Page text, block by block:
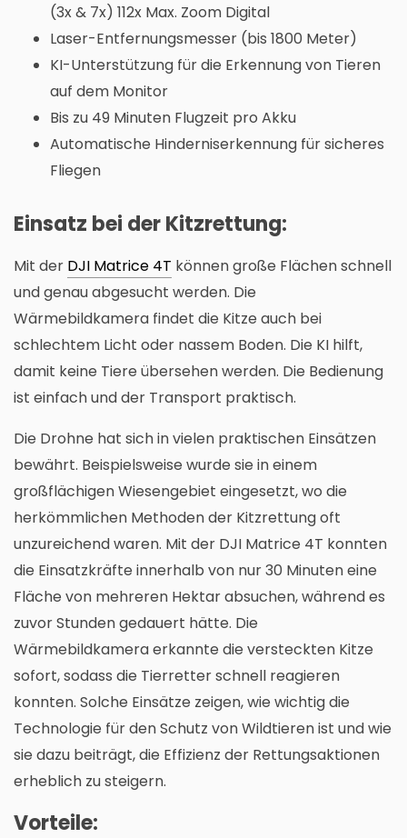
(3x & 7x) 112x Max. Zoom Digital
Laser-Entfernungsmesser (bis 1800 Meter)
KI-Unterstützung für die Erkennung von Tieren
auf dem Monitor
Bis zu 49 Minuten Flugzeit pro Akku
Automatische Hinderniserkennung für sicheres
Fliegen
Einsatz bei der Kitzrettung:
Mit der DJI Matrice 4T können große Flächen schnell
und genau abgesucht werden. Die
Wärmebildkamera findet die Kitze auch bei
schlechtem Licht oder nassem Boden. Die KI hilft,
damit keine Tiere übersehen werden. Die Bedienung
ist einfach und der Transport praktisch.
Die Drohne hat sich in vielen praktischen Einsätzen
bewährt. Beispielsweise wurde sie in einem
großflächigen Wiesengebiet eingesetzt, wo die
herkömmlichen Methoden der Kitzrettung oft
unzureichend waren. Mit der DJI Matrice 4T konnten
die Einsatzkräfte innerhalb von nur 30 Minuten eine
Fläche von mehreren Hektar absuchen, während es
zuvor Stunden gedauert hätte. Die
Wärmebildkamera erkannte die versteckten Kitze
sofort, sodass die Tierretter schnell reagieren
konnten. Solche Einsätze zeigen, wie wichtig die
Technologie für den Schutz von Wildtieren ist und wie
sie dazu beiträgt, die Effizienz der Rettungsaktionen
erheblich zu steigern.
Vorteile: